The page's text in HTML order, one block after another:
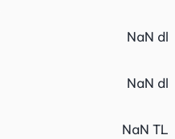
NaN dl
NaN dl
NaN TL